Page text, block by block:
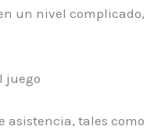
un nivel
juego
asistencia, tales